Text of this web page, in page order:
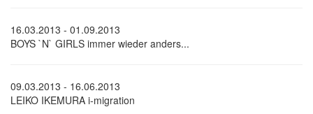
16.03.2013 - 01.09.2013
BOYS `N` GIRLS immer wieder anders...
09.03.2013 - 16.06.2013
LEIKO IKEMURA i-migration